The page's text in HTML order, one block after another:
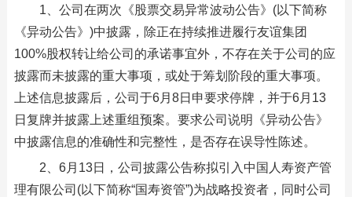
1、公司在两次《股票交易异常波动公告》(以下简称
《异动公告》)中披露，除正在持续推进履行友谊集团
100%股权转让给公司的承诺事宜外，不存在关于公司的应
披露而未披露的重大事项，或处于筹划阶段的重大事项。
上述信息披露后，公司于6月8日申要求停牌，并于6月13
日复牌并披露上述重组预案。要求公司说明《异动公告》
中披露信息的准确性和完整性，是否存在误导性陈述。
2、6月13日，公司披露公告称拟引入中国人寿资产管
理有限公司(以下简称“国寿资管”)为战略投资者，同时公司